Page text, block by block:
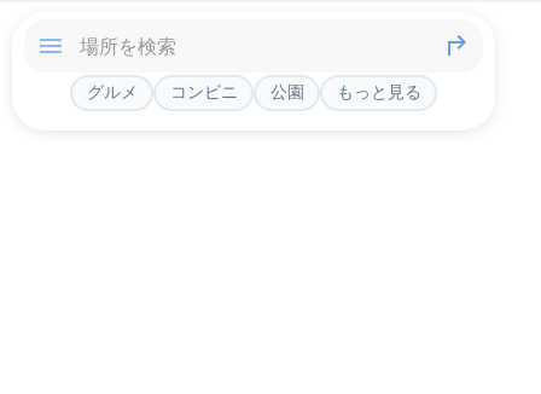
グルメ コンビニ 公園 もっと見る